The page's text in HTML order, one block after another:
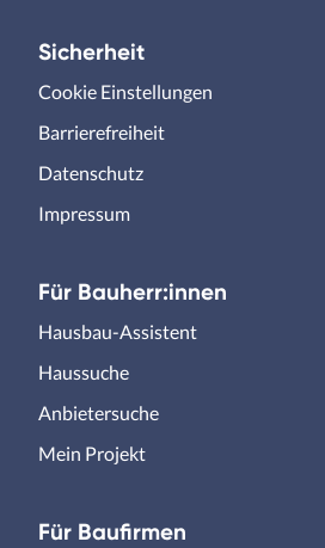
Sicherheit
Cookie Einstellungen
Barrierefreiheit
Datenschutz
Impressum
Für Bauherr:innen
Hausbau-Assistent
Haussuche
Anbietersuche
Mein Projekt
Für Baufirmen